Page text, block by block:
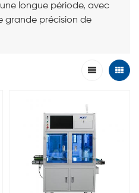
longue période, avec
grande précision de